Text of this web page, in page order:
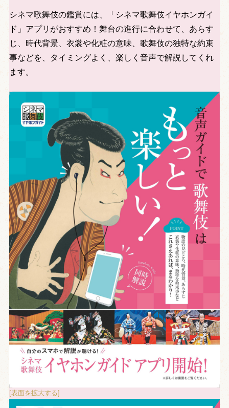
シネマ歌舞伎の鑑賞には、「シネマ歌舞伎イヤホンガイ
ド」アプリがおすすめ！舞台の進行に合わせて、あらす
じ、時代背景、衣裳や化粧の意味、歌舞伎の独特な約束
事などを、タイミングよく、楽しく音声で解説してくれ
ます。
[表面を拡大する]